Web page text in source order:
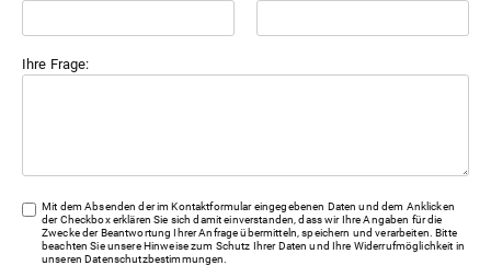
Ihre Frage:
Mit dem Absenden der im Kontaktformular eingegebenen Daten und dem Anklicken
der Checkbox erklären Sie sich damit einverstanden, dass wir Ihre Angaben für die
Zwecke der Beantwortung Ihrer Anfrage übermitteln, speichern und verarbeiten. Bitte
beachten Sie unsere Hinweise zum Schutz Ihrer Daten und Ihre Widerrufmöglichkeit in
unserenDatenschutzbestimmungen